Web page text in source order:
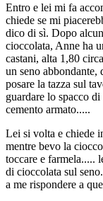
Entro e lei mi fa
chiede se mi
dico di sì. Dopo
cioccolata, Anne ha
castani, alta 1,80
un seno abbondante,
posare la tazza sul
guardare lo spacco
cemento armato.....
Lei si volta e chiede
mentre bevo la
toccare e farmela.....
di cioccolata sul
a me rispondere a